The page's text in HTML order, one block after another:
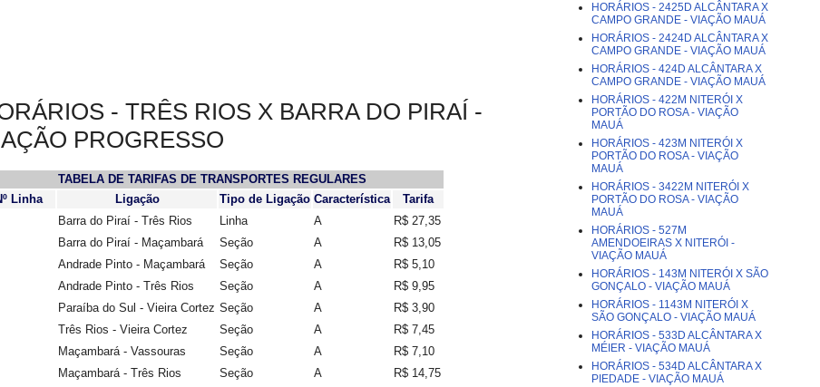
- TRÊS RIOS X BARRA DO PIRAÍ -
PROGRESSO
TABELA DE TARIFAS DE TRANSPORTES REGULARES
Linha
Ligação Tipo de Ligação Característica
Tarifa
Barra do Piraí - Três Rios
Linha A
R$ 27,35
Barra do Piraí - Maçambará
Seção A
R$ 13,05
Andrade Pinto - Maçambará
Seção A
R$ 5,10
Andrade Pinto - Três Rios
Seção A
R$ 9,95
Paraíba do Sul - Vieira Cortez Seção A
R$ 3,90
Três Rios - Vieira Cortez
Seção A
R$ 7,45
Maçambará - Vassouras
Seção A
R$ 7,10
Maçambará - Três Rios
Seção A
R$ 14,75
HORÁRIOS - 2425D ALCÂNTARA X
CAMPO GRANDE - VIAÇÃO MAUÁ
HORÁRIOS - 2424D ALCÂNTARA X
CAMPO GRANDE - VIAÇÃO MAUÁ
HORÁRIOS - 424D ALCÂNTARA X
CAMPO GRANDE - VIAÇÃO MAUÁ
HORÁRIOS - 422M NITERÓI X
PORTÃO DO ROSA - VIAÇÃO
MAUÁ
HORÁRIOS - 423M NITERÓI X
PORTÃO DO ROSA - VIAÇÃO
MAUÁ
HORÁRIOS - 3422M NITERÓI X
PORTÃO DO ROSA - VIAÇÃO
MAUÁ
HORÁRIOS - 527M
AMENDOEIRAS X NITERÓI -
VIAÇÃO MAUÁ
HORÁRIOS - 143M NITERÓI X SÃO
GONÇALO - VIAÇÃO MAUÁ
HORÁRIOS - 1143M NITERÓI X
SÃO GONÇALO - VIAÇÃO MAUÁ
HORÁRIOS - 533D ALCÂNTARA X
MÉIER - VIAÇÃO MAUÁ
HORÁRIOS - 534D ALCÂNTARA X
PIEDADE - VIAÇÃO MAUÁ